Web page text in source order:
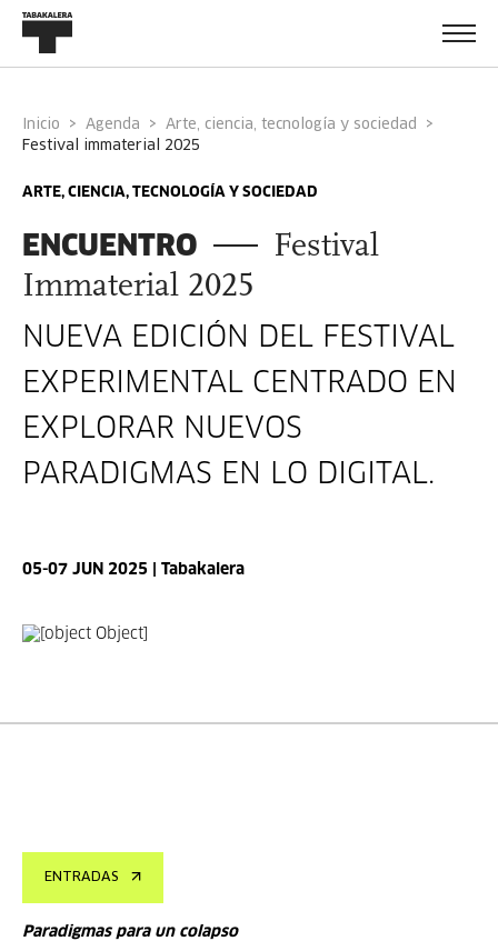
Inicio Agenda
Arte, ciencia, tecnología y sociedad
festival immaterial 2025
ARTE, CIENCIA, TECNOLOGÍA Y SOCIEDAD
ENCUENTRO
Festival
Immaterial 2025
NUEVA EDICIÓN DEL FESTIVAL
EXPERIMENTAL CENTRADO EN
EXPLORAR NUEVOS
PARADIGMAS EN LO DIGITAL.
05-07 JUN 2025 | Tabakalera
ENTRADAS
Paradigmas para un colapso